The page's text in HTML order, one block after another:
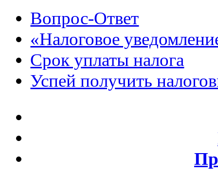
Вопрос-Ответ
«Налоговое
Срок уплаты налога
Успей получить